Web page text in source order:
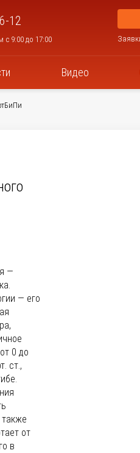
12
с 9:00 до 17:00
Видео
—
— его
0 до
ст.,
также
от
в